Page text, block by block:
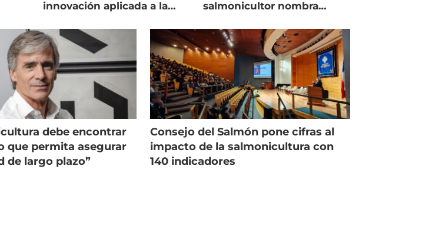
innovación aplicada a la
salmonicultor nombra
debe encontrar
que permita asegurar
de largo plazo”
Consejo del Salmón pone cifras al
impacto de la salmonicultura con
140 indicadores